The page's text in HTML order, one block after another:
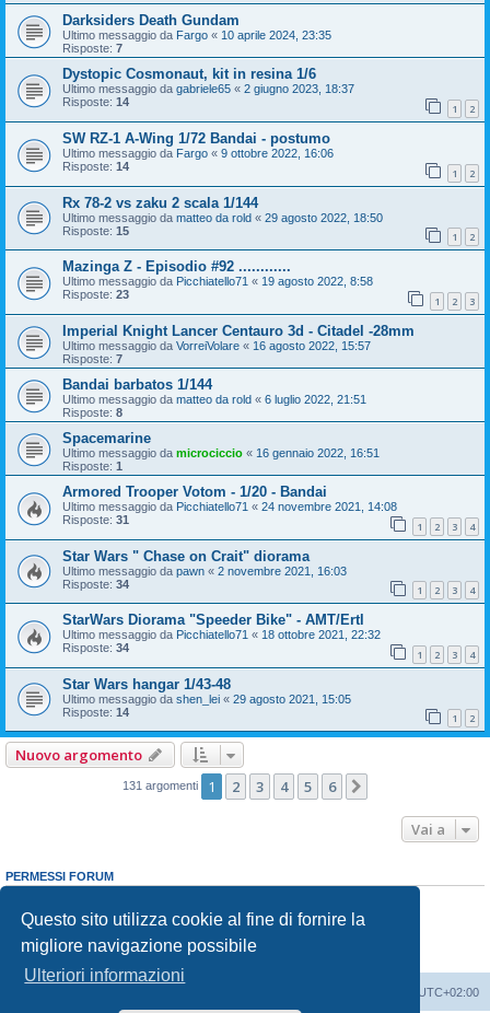
Questo sito utilizza cookie al fine di fornire la
migliore navigazione possibile
Ulteriori informazioni
Darksiders Death Gundam
Ultimo messaggio da Fargo « 10 aprile 2024, 23:35
Risposte: 7
Dystopic Cosmonaut, kit in resina 1/6
Ultimo messaggio da gabriele65 « 2 giugno 2023, 18:37
Risposte: 14 1 2
SW RZ-1 A-Wing 1/72 Bandai - postumo
Ultimo messaggio da Fargo « 9 ottobre 2022, 16:06
Risposte: 14 1 2
Rx 78-2 vs zaku 2 scala 1/144
Ultimo messaggio da matteo da rold « 29 agosto 2022, 18:50
Risposte: 15 1 2
Mazinga Z - Episodio #92 ............
Ultimo messaggio da Picchiatello71 « 19 agosto 2022, 8:58
Risposte: 23 1 2 3
Imperial Knight Lancer Centauro 3d - Citadel -28mm
Ultimo messaggio da VorreiVolare « 16 agosto 2022, 15:57
Risposte: 7
Bandai barbatos 1/144
Ultimo messaggio da matteo da rold « 6 luglio 2022, 21:51
Risposte: 8
Spacemarine
Ultimo messaggio da microciccio « 16 gennaio 2022, 16:51
Risposte: 1
Armored Trooper Votom - 1/20 - Bandai
Ultimo messaggio da Picchiatello71 « 24 novembre 2021, 14:08
Risposte: 31 1 2 3 4
Star Wars " Chase on Crait" diorama
Ultimo messaggio da pawn « 2 novembre 2021, 16:03
Risposte: 34 1 2 3 4
StarWars Diorama "Speeder Bike" - AMT/Ertl
Ultimo messaggio da Picchiatello71 « 18 ottobre 2021, 22:32
Risposte: 34 1 2 3 4
Star Wars hangar 1/43-48
Ultimo messaggio da shen_lei « 29 agosto 2021, 15:05
Risposte: 14 1 2
Nuovo argomento
131 argomenti 1 2 3 4 5 6
Vai a
PERMESSI FORUM
Non puoirispondere negli argomenti
Non puoimodificare i tuoi messaggi
Non puoicancellare i tuoi messaggi
Non puoi
inviare allegati
UTC+02:00